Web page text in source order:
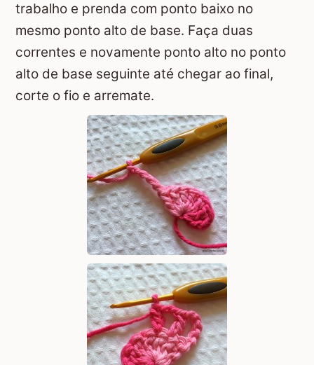
trabalho e prenda com ponto baixo no
mesmo ponto alto de base. Faça duas
correntes e novamente ponto alto no ponto
alto de base seguinte até chegar ao final,
corte o fio e arremate.